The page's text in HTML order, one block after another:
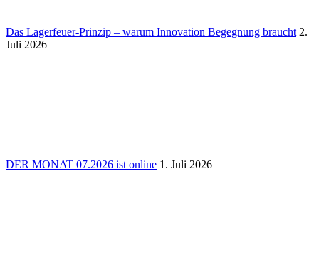
Das Lager­feuer-Prinzip – warum Inno­va­tion Begeg­nung braucht 2.
Juli 2026
DER MONAT 07.2026 ist online 1. Juli 2026